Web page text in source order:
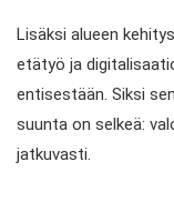
Lisäksi alueen
etätyö ja
entisestään. Siksi
suunta on selkeä:
jatkuvasti.